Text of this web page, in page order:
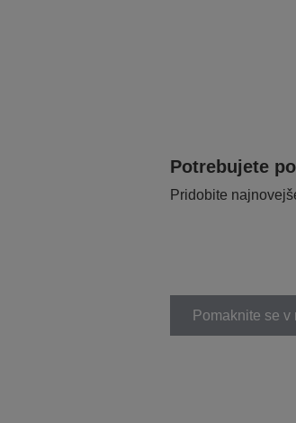
Potrebujete
Pridobite
Pomaknite se